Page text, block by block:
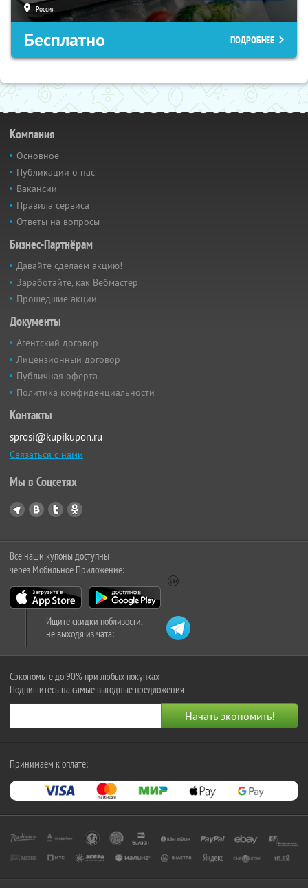
Россия
Бесплатно ПОДРОБНЕЕ
Компания
Основное
Публикации о нас
Вакансии
Правила сервиса
Ответы на вопросы
Бизнес-Партнёрам
Давайте сделаем акцию!
Заработайте, как Вебмастер
Прошедшие акции
Документы
Агентский договор
Лицензионный договор
Публичная оферта
Политика конфиденциальности
Контакты
sprosi@kupikupon.ru
Связаться с нами
Мы в Соцсетях
Все наши купоны доступны
через Мобильное Приложение:
Ищите скидки поблизости,
не выходя из чата:
Сэкономьте до 90% при любых покупках
Подпишитесь на самые выгодные предложения
Принимаем к оплате: